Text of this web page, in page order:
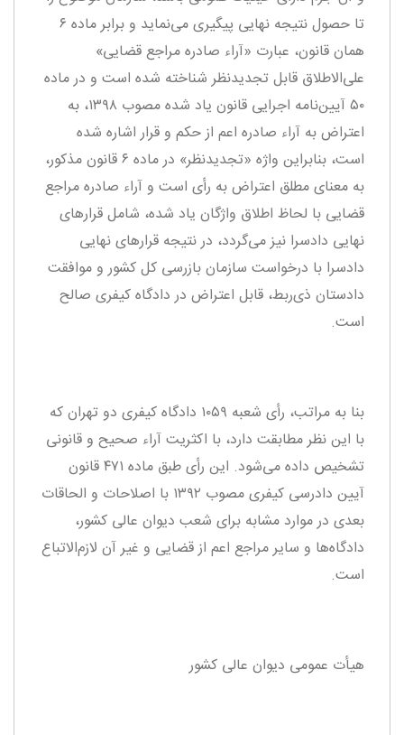
تا حصول نتیجه نهایی پیگیری می‌نماید و برابر ماده ۶
همان قانون، عبارت «آراء صادره مراجع قضایی»
علی‌الاطلاق قابل تجدیدنظر شناخته شده است و در ماده
۵۰ آیین‌نامه اجرایی قانون یاد شده مصوب ۱۳۹۸، به
اعتراض به آراء صادره اعم از حکم و قرار اشاره شده
است، بنابراین واژه «تجدیدنظر» در ماده ۶ قانون مذکور،
به معنای مطلق اعتراض به رأی است و آراء صادره مراجع
قضایی با لحاظ اطلاق واژگان یاد شده، شامل قرارهای
نهایی دادسرا نیز می‌گردد، در نتیجه قرارهای نهایی
دادسرا با درخواست سازمان بازرسی کل کشور و موافقت
دادستان ذی‌ربط، قابل اعتراض در دادگاه کیفری صالح
است.
بنا به مراتب، رأی شعبه ۱۰۵۹ دادگاه کیفری دو تهران که
با این نظر مطابقت دارد، با اکثریت آراء صحیح و قانونی
تشخیص داده می‌شود. این رأی طبق ماده ۴۷۱ قانون
آیین دادرسی کیفری مصوب ۱۳۹۲ با اصلاحات و الحاقات
بعدی در موارد مشابه برای شعب دیوان عالی کشور،
دادگاه‌ها و سایر مراجع اعم از قضایی و غیر آن لازم‌الاتباع
است.
هیأت‌ عمومی دیوان‌ عالی‌ کشور